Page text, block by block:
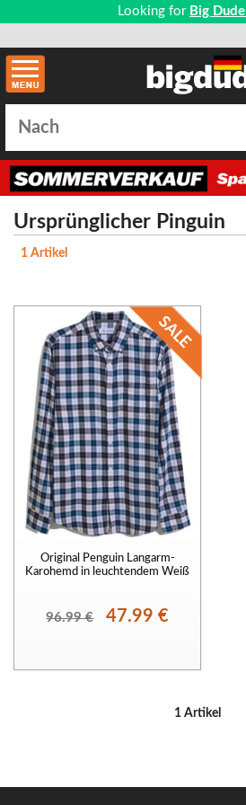
Looking for Big
Ursprünglicher Pinguin
1 Artikel
Original Penguin Langarm-
Karohemd in leuchtendem Weiß
96.99 € 47.99 €
1 Artikel